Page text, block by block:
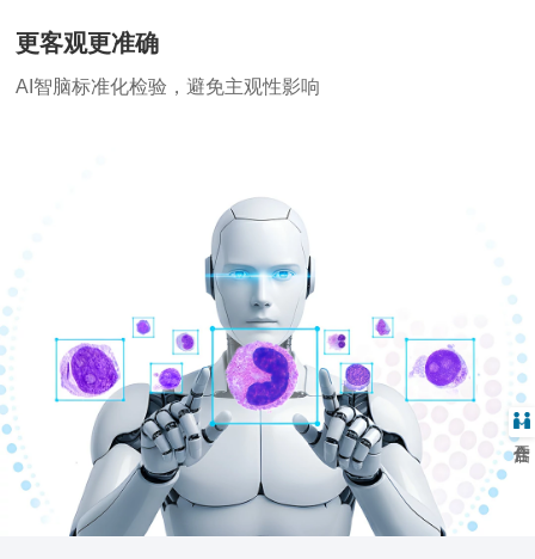
更客观更准确
AI智脑标准化检验，避免主观性影响